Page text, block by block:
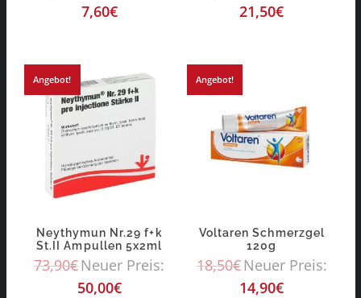
7,60€
21,50€
Angebot!
Neythymun Nr.29 f+k
St.II Ampullen 5x2ml
73,90€Neuer Preis:
50,00€
Angebot!
Voltaren Schmerzgel
120g
18,50€Neuer Preis:
14,90€